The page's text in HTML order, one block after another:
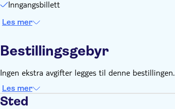
Inngangsbillett
Les mer
Bestillingsgebyr
Ingen ekstra avgifter legges til denne bestillingen.
Les mer
Sted